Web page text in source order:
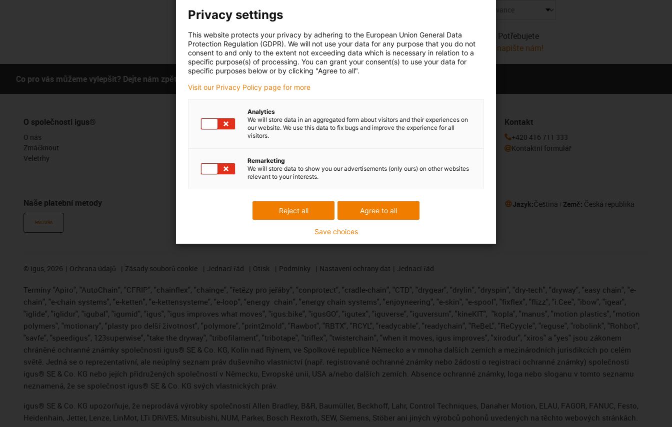
Počet produktů:
Bohužel v současné době nejsou v této kategorii k dispozici žádné produkty. Potřebujete
podporu nebo řešení na míru? LiveChat igus® Vám okamžitě pomůže! Nebo napište nám!
Co pro vás můžeme vylepšit? Dejte nám zpětnou vazbu.
O společnosti igus®
O nás
Zmáčknout
Veletrhy
Naše platební metody
FAKTURA
Služby
Portál se soubory CAD ke stažení
Sledujte nás
Přihlásit se k odběru newsletteru
Kontakt
+420 416 711 333
Kontaktní formulář
Jazyk:Čeština Země: Česká republika
© igus, 2026 Ochrana údajů Zásady souborů cookie Jednací řád Otisk Podmínky Nastavení ochrany dat Jednací řád
Termíny "Apiro", "AutoChain", "CFRIP", "chainflex", "chainge", "řetězy pro jeřáby", "conprotect", "cradle-chain", "CTD", "drygear", "drylin", "dryspin", "dry-tech", "dryway", "easy chain", "e-
chain", "e-chain systems", "e-ketten", "e-kettensysteme", "e-loop", "energy chain", "energy chain systems", "enjoyneering", "e-skin", "e-spool", "fixflex", "flizz", "i.Cee", "ibow", "igear",
"iglide", "iglidur", "igubal", "igumid", "igus", "igus improves what moves", "igus:bike", "igusGO", "igutex", "iguverse", "iguversum", "kineKIT", "kopla", "manus", "motion plastics", "motion
polymers", "motionary", "plasty pro delší životnost", "polymore", "print2mold", "Rawbot", "RBTX", "RCYL", "readycable", "readychain", "ReBeL", "ReCyycle", "reguse", "robolink", "Rohbot",
"savfe", "speedigus", 123superwise", "take the dryway", "tribofilament", "tribotape", "triflex", "twisterchain", "when it moves, igus improves", "xirodur", "xiros" a "yes" jsou zákonem
chráněné ochranné známky společnosti igus® SE & Co. KG, Kolín nad Rýnem, ve Spolkové republice Německo a v mnoha dalších zemích a mezinárodních jurisdikcích po celém
světě. Jedná se o reprezentativní, ale neúplný seznam práv duševního vlastnictví (např. registrované ochranné známky nebo žádosti o registraci ochranné známky) společnosti
igus® SE & Co. KG nebo jejích přidružených společností v Německu, Evropské unii, USA a/nebo dalších zemích. Absence ochranné známky, loga nebo sloganu v tomto seznamu
neznamená, že se společnost igus® SE & Co. KG svých vlastnických práv.
igus® SE & Co. KG upozorňuje, že neprodává výrobky společností Allen Bradley, B&R, Baumüller, Beckhoff, Lahr, Control Techniques, Danaher Motion, ELAU, FAGOR, FANUC, Festo,
Heidenhain, Jetter, Lenze, LinMot, LTi DRiVES, Mitsubishi, NUM, Parker, Bosch Rexroth, SEW, Siemens, Stöber ani jiných výrobců pohonů uvedených na těchto webových stránkách.
Privacy settings
This website protects your privacy by adhering to the European Union General Data
Protection Regulation (GDPR). We will not use your data for any purpose that you do not
consent to and only to the extent not exceeding data which is necessary in relation to a
specific purpose(s) of processing. You can grant your consent(s) to use your data for
specific purposes below or by clicking "Agree to all".
Visit our Privacy Policy page for more
Analytics
We will store data in an aggregated form about visitors and their experiences on
our website. We use this data to fix bugs and improve the experience for all
visitors.
Remarketing
We will store data to show you our advertisements (only ours) on other websites
relevant to your interests.
Agree to all
Reject all
Save choices